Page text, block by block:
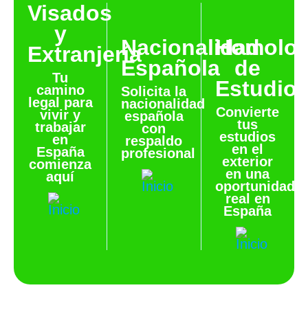
Visados
y
Extranjería
Tu
camino
legal para
vivir y
trabajar
en
España
comienza
aquí
Nacionalidad
Española
Solicita la
nacionalidad
española
con
respaldo
profesional
de
Convierte
tus
estudios
en el
exterior
en una
oportunidad
real en
España